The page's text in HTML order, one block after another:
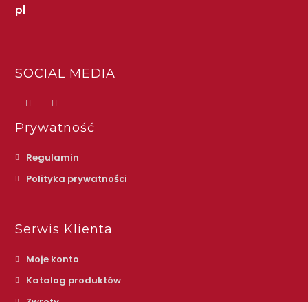
pl
SOCIAL MEDIA
Prywatność
Regulamin
Polityka prywatności
Serwis Klienta
Moje konto
Katalog produktów